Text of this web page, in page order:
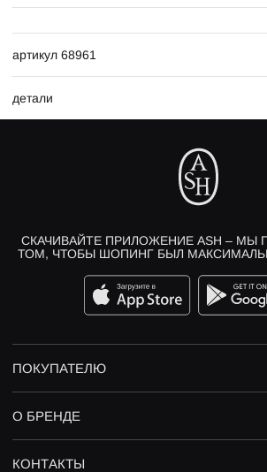
артикул 68961
детали
СКАЧИВАЙТЕ ПРИЛОЖЕНИЕ ASH – МЫ
ТОМ, ЧТОБЫ ШОПИНГ БЫЛ
ПОКУПАТЕЛЮ
О БРЕНДЕ
КОНТАКТЫ